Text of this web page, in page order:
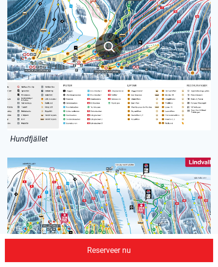
Hundfjället
Reserveer nu